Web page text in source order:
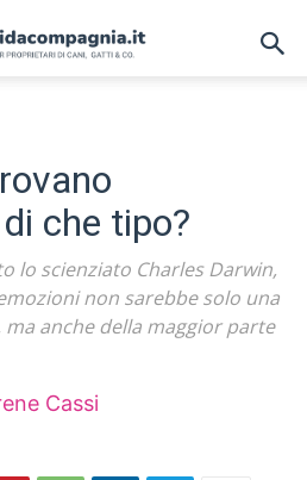
che tipo?
lo scienziato Charles Darwin,
non sarebbe solo una
anche della maggior parte
Cassi